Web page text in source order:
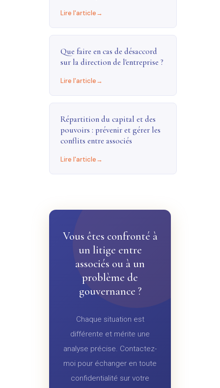
Lire l'article
Que faire en cas de désaccord
sur la direction de l'entreprise ?
Lire l'article
Répartition du capital et des
pouvoirs : prévenir et gérer les
conflits entre associés
Lire l'article
Vous êtes confronté à
un litige entre
associés ou à un
problème de
gouvernance ?
Chaque situation est
différente et mérite une
analyse précise. Contactez-
moi pour échanger en toute
confidentialité sur votre